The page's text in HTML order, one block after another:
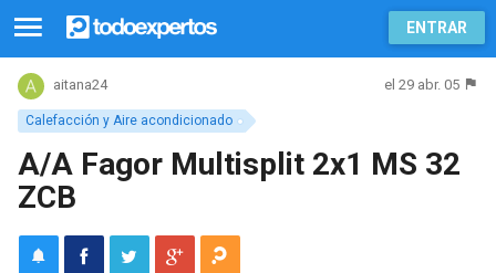
ENTRAR
Calefacción y Aire acondicionado
aitana24 el 29 abr. 05
A/A Fagor Multisplit 2x1 MS 32
ZCB